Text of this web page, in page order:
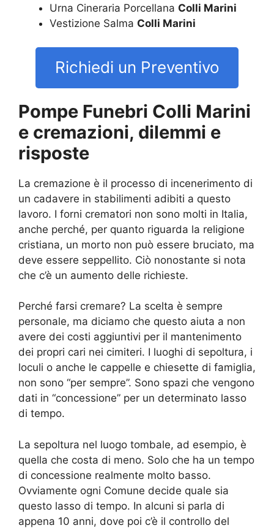
Urna Cineraria Porcellana Colli Marini
Vestizione Salma Colli Marini
Richiedi un Preventivo
Pompe Funebri Colli Marini
e cremazioni, dilemmi e
risposte
La cremazione è il processo di incenerimento di
un cadavere in stabilimenti adibiti a questo
lavoro. I forni crematori non sono molti in Italia,
anche perché, per quanto riguarda la religione
cristiana, un morto non può essere bruciato, ma
deve essere seppellito. Ciò nonostante si nota
che c’è un aumento delle richieste.
Perché farsi cremare? La scelta è sempre
personale, ma diciamo che questo aiuta a non
avere dei costi aggiuntivi per il mantenimento
dei propri cari nei cimiteri. I luoghi di sepoltura, i
loculi o anche le cappelle e chiesette di famiglia,
non sono “per sempre”. Sono spazi che vengono
dati in “concessione” per un determinato lasso
di tempo.
La sepoltura nel luogo tombale, ad esempio, è
quella che costa di meno. Solo che ha un tempo
di concessione realmente molto basso.
Ovviamente ogni Comune decide quale sia
questo lasso di tempo. In alcuni si parla di
appena 10 anni, dove poi c’è il controllo del